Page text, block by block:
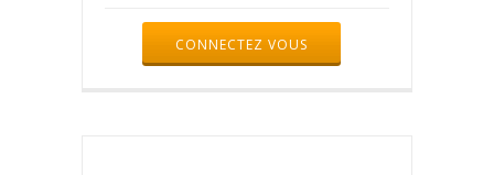
CONNECTEZ VOUS